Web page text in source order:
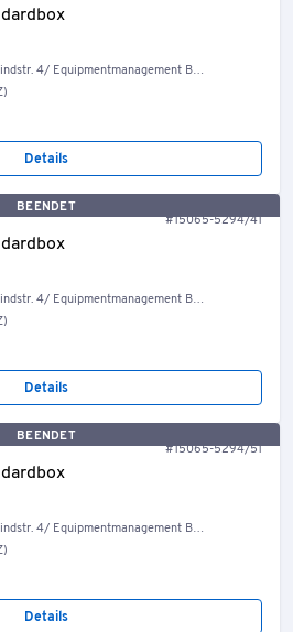
Bestand Container, Welt
Details
BEENDET
#15065-5294/41
Bestand Container, Welt
Details
BEENDET
#15065-5294/51
Bestand Container, Welt
Details